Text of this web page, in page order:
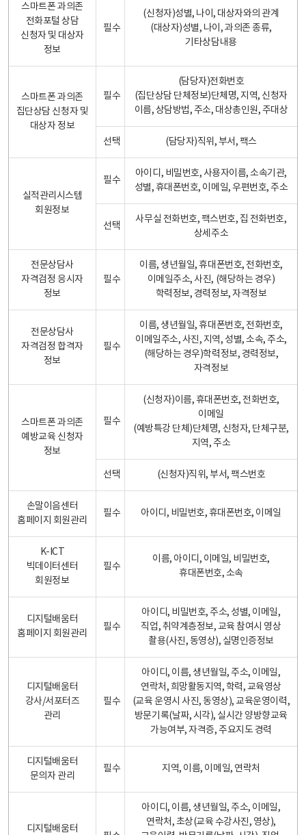
스마트폰 과의존
전화포털 상담
신청자 및 대상자
정보
필수
(신청자)성별, 나이, 대상자와의 관계
(대상자)성별, 나이, 과의존 종류,
기타상담내용
스마트폰 과의존
집단상담 신청자 및
대상자 정보
필수
(담당자)전화번호
(집단상담 단체정보)단체명, 지역, 신청자
이름, 상담방법, 주소, 대상총인원, 주대상
선택 (담당자)직위, 부서, 팩스
실적관리시스템
회원정보
필수
아이디, 비밀번호, 사용자이름, 소속기관,
성별, 휴대폰번호, 이메일, 우편번호, 주소
선택
사무실 전화번호, 팩스번호, 집 전화번호,
상세주소
전문상담사
자격검정 응시자
정보
필수
이름, 생년월일, 휴대폰번호, 전화번호,
이메일주소, 사진, (해당하는 경우)
학력정보, 경력정보, 자격정보
전문상담사
자격검정 합격자
정보
필수
이름, 생년월일, 휴대폰번호, 전화번호,
이메일주소, 사진, 지역, 성별, 소속, 주소,
(해당하는 경우)학력정보, 경력정보,
자격정보
스마트폰 과의존
예방교육 신청자
정보
필수
(신청자)이름, 휴대폰번호, 전화번호,
이메일
(예방특강 단체)단체명, 신청자, 단체구분,
지역, 주소
선택 (신청자)직위, 부서, 팩스번호
손말이음센터
홈페이지 회원관리
필수 아이디, 비밀번호, 휴대폰번호, 이메일
K-ICT
빅데이터센터
회원정보
필수
이름, 아이디, 이메일, 비밀번호,
휴대폰번호, 소속
디지털배움터
홈페이지 회원관리
필수
아이디, 비밀번호, 주소, 성별, 이메일,
직업, 취약계층정보, 교육 참여시 영상
촬용(사진, 동영상), 실명인증정보
디지털배움터
강사/서포터즈
관리
필수
아이디, 이름, 생년월일, 주소, 이메일,
연락처, 희망활동지역, 학력, 교육영상
(교육 운영시 사진, 동영상), 교육운영이력,
방문기록(날짜, 시각), 실시간 양방향교육
가능여부, 자격증, 주요지도 경력
디지털배움터
문의자 관리
필수 지역, 이름, 이메일, 연락처
디지털배움터
아이디, 이름, 생년월일, 주소, 이메일,
연락처, 초상(교육 수강사진, 영상),